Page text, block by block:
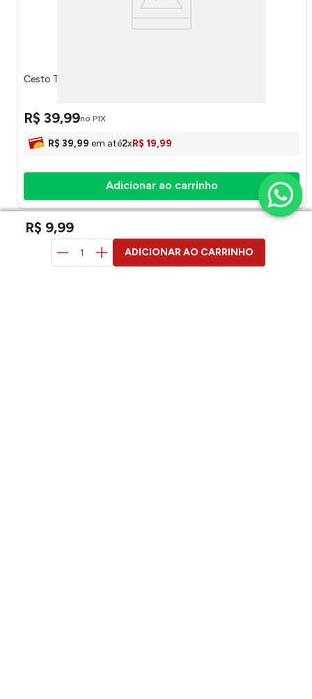
R$ 9,99
ADICIONAR AO CARRINHO
Cesto Telado Preto 60 Litros CT60PT - Arqplast
R$ 39,99no PIX
R$ 39,99 em até2xR$ 19,99
Adicionar ao carrinho
duvidas? pergunte aqui